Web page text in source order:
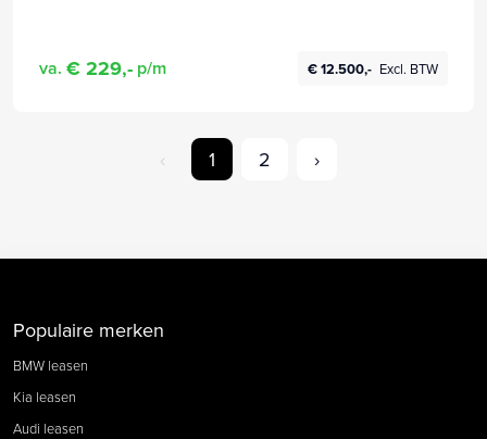
va. € 229,- p/m € 12.500,- Excl. BTW
‹ 1 2 ›
Populaire merken
BMW leasen
Kia leasen
Audi leasen